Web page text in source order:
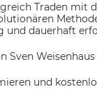
Traden mit
und dauerhaft
Sven Weisenhaus
und